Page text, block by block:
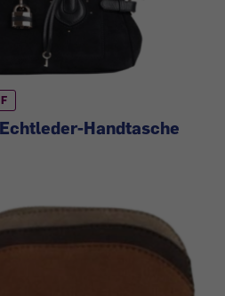
Handtasche